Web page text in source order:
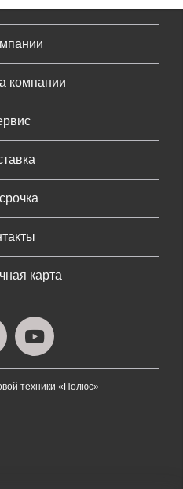
компании
карта
техники «Полюс»